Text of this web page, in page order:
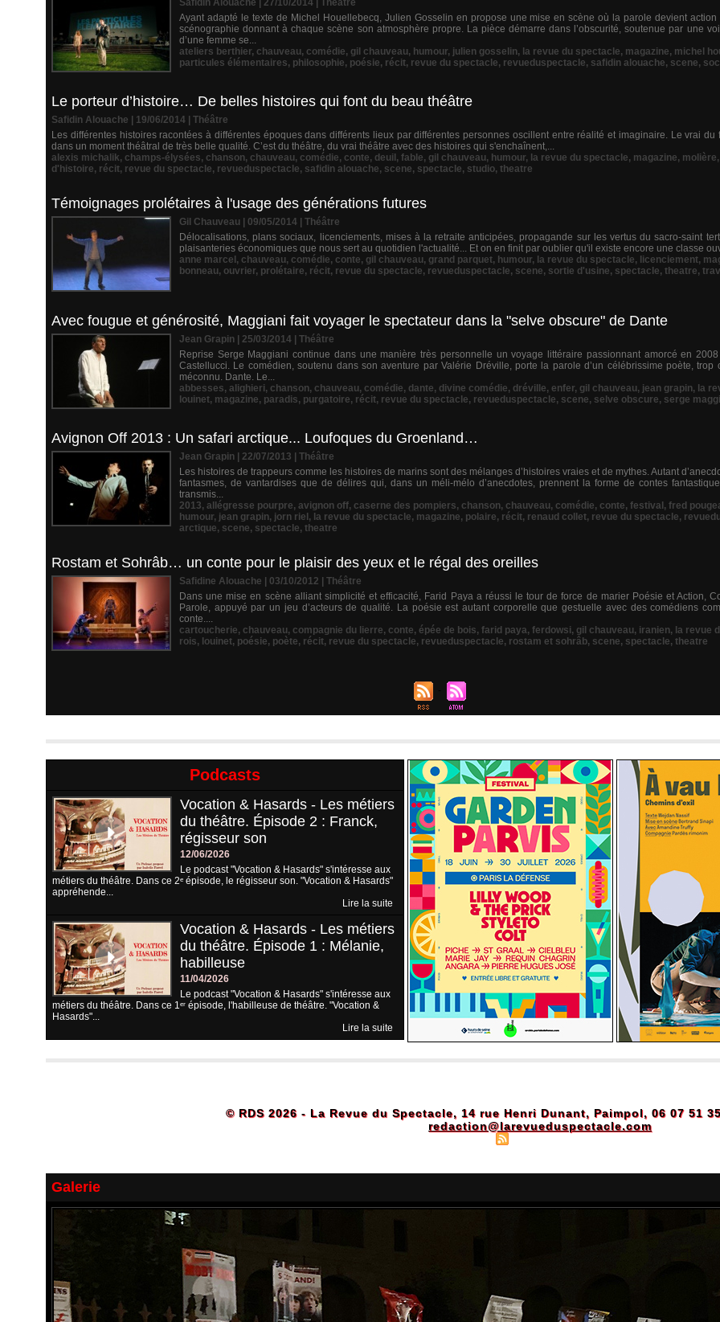
Safidin Alouache | 27/10/2014
Théâtre
Ayant adapté le texte de Michel Houellebecq, Julien Gosselin en propose une mise en scène où la parole devient action
scénographie donnant à chaque scène son atmosphère propre. La pièce démarre dans l’obscurité, soutenue par une
d’une femme se...
ateliers berthier, chauveau, comédie, gil chauveau, humour, julien gosselin, la revue du spectacle, magazine, michel
particules élémentaires, philosophie, poésie, récit, revue du spectacle, revueduspectacle, safidin alouache, scene,
Le porteur d’histoire… De belles histoires qui font du beau théâtre
Safidin Alouache | 19/06/2014
Théâtre
Les différentes histoires racontées à différentes époques dans différents lieux par différentes personnes oscillent entre réalité et imaginaire. Le vrai
dans un moment théâtral de très belle qualité. C’est du théâtre, du vrai théâtre avec des histoires qui s'enchaînent,...
alexis michalik, champs-élysées, chanson, chauveau, comédie, conte, deuil , fable, gil chauveau, humour, la revue du spectacle, magazine, molière,
d'histoire, récit, revue du spectacle, revueduspectacle, safidin alouache, scene, spectacle, studio, theatre
Témoignages prolétaires à l'usage des générations futures
Gil Chauveau | 09/05/2014
Théâtre
Délocalisations, plans sociaux, licenciements, mises à la retraite anticipées, propagande sur les vertus du sacro-saint
plaisanteries économiques que nous sert au quotidien l'actualité... Et on en finit par oublier qu'il existe encore une classe
anne marcel , chauveau, comédie, conte, gil chauveau, grand parquet, humour, la revue du spectacle, licenciement,
bonneau, ouvrier, prolétaire, récit, revue du spectacle, revueduspectacle, scene, sortie d'usine, spectacle, theatre,
Avec fougue et générosité, Maggiani fait voyager le spectateur dans la "selve obscure" de Dante
Jean Grapin | 25/03/2014
Théâtre
Reprise Serge Maggiani continue dans une manière très personnelle un voyage littéraire passionnant amorcé en
Castellucci. Le comédien, soutenu dans son aventure par Valérie Dréville, porte la parole d’un célébrissime poète, trop
méconnu. Dante. Le...
abbesses, alighieri, chanson, chauveau, comédie, dante, divine comédie, dréville, enfer, gil chauveau, jean grapin, la
louinet, magazine, paradis, purgatoire, récit, revue du spectacle, revueduspectacle, scene, selve obscure, serge
Avignon Off 2013 : Un safari arctique... Loufoques du Groenland…
Jean Grapin | 22/07/2013
Théâtre
Les histoires de trappeurs comme les histoires de marins sont des mélanges d’histoires vraies et de mythes. Autant
fantasmes, de vantardises que de délires qui, dans un méli-mélo d’anecdotes, prennent la forme de contes
transmis...
2013, allégresse pourpre, avignon off, caserne des pompiers, chanson, chauveau, comédie, conte, festival , fred
humour, jean grapin, jorn riel , la revue du spectacle, magazine, polaire, récit, renaud collet, revue du spectacle,
arctique, scene, spectacle, theatre
Rostam et Sohrâb… un conte pour le plaisir des yeux et le régal des oreilles
Safidine Alouache | 03/10/2012
Théâtre
Dans une mise en scène alliant simplicité et efficacité, Farid Paya a réussi le tour de force de marier Poésie et Action,
Parole, appuyé par un jeu d’acteurs de qualité. La poésie est autant corporelle que gestuelle avec des comédiens
conte....
cartoucherie, chauveau, compagnie du lierre, conte, épée de bois, farid paya, ferdowsi, gil chauveau, iranien, la revue
rois, louinet, poésie, poète, récit, revue du spectacle, revueduspectacle, rostam et sohrâb, scene, spectacle, theatre
Podcasts
Vocation & Hasards - Les métiers
du théâtre. Épisode 2 : Franck,
régisseur son
12/06/2026
Le podcast "Vocation & Hasards" s'intéresse aux
métiers du théâtre. Dans ce 2ᵉ épisode, le régisseur son. "Vocation & Hasards"
appréhende...
Lire la suite
Vocation & Hasards - Les métiers
du théâtre. Épisode 1 : Mélanie,
habilleuse
11/04/2026
Le podcast "Vocation & Hasards" s'intéresse aux
métiers du théâtre. Dans ce 1ᵉʳ épisode, l'habilleuse de théâtre. "Vocation &
Hasards"...
Lire la suite
© RDS 2026 - La Revue du Spectacle, 14 rue Henri Dunant, Paimpol, 06 07 51
redaction@larevueduspectacle.com
Galerie